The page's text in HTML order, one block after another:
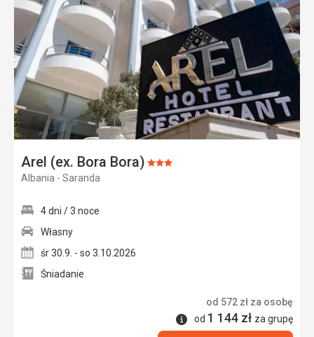
Arel (ex. Bora Bora) Ocena:
Albania - Saranda
4 dni / 3 noce
Własny
śr 30.9. - so 3.10.2026
Śniadanie
od 572 zł za osobę
Informacje
od 1 144 zł za grupę